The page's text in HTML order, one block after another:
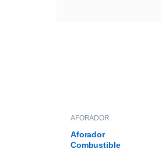
AFORADOR
Aforador
Combustible